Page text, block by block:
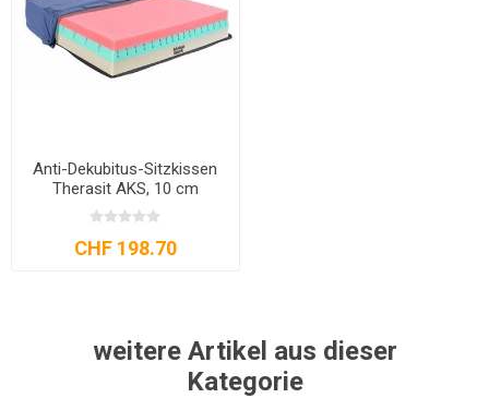
Anti-Dekubitus-Sitzkissen
Therasit AKS, 10 cm
CHF 198.70
weitere Artikel aus dieser
Kategorie